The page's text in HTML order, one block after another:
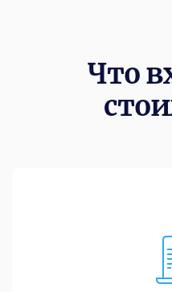
Что